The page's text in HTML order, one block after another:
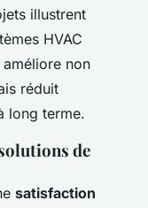
illustrent
HVAC
non
réduit
long terme.
de
satisfaction